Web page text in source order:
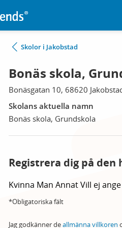
Skolor i Jakobstad
Bonäs skola,
Bonäsgatan 10, 68620
Skolans aktuella namn
Bonäs skola, Grundskola
Registrera dig på den
Kvinna Man AnnatVill ej ange
*Obligatoriska fält
Jag godkänner deallmänna villkoren